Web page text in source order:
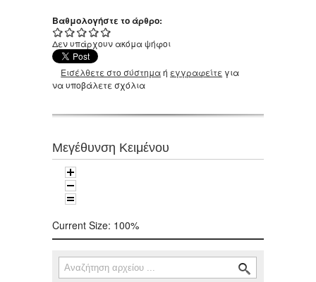
Βαθμολογήστε το άρθρο:
Δεν υπάρχουν ακόμα ψήφοι
Εισέλθετε στο σύστημαή εγγραφείτε για
να υποβάλετε σχόλια
Μεγέθυνση Κειμένου
Current Size: 100%
Φόρμα αναζήτησης
Αναζήτηση